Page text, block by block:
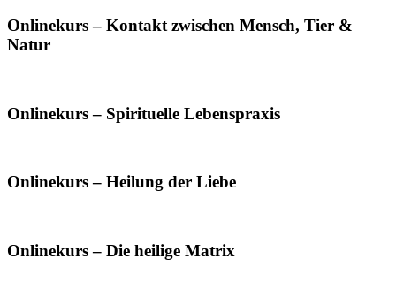
Onlinekurs – Kontakt zwischen Mensch, Tier &
Natur
Onlinekurs – Spirituelle Lebenspraxis
Onlinekurs – Heilung der Liebe
Onlinekurs – Die heilige Matrix